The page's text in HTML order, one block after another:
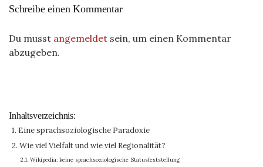
Schreibe einen Kommentar
Du musst angemeldet sein, um einen Kommentar
abzugeben.
Inhaltsverzeichnis:
1. Eine sprachsoziologische Paradoxie
2. Wie viel Vielfalt und wie viel Regionalität?
2.1. Wikipedia: keine sprachsoziologische Statusfeststellung